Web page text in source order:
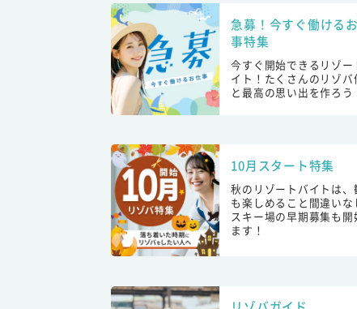
急募！今すぐ働ける
事特集
今すぐ開始できるリゾー
イト！たくさんのリゾバ
と最高の思い出を作ろう
10月スタート特集
秋のリゾートバイトは、
も楽しめること間違いな
スキー場の早期募集も開
ます！